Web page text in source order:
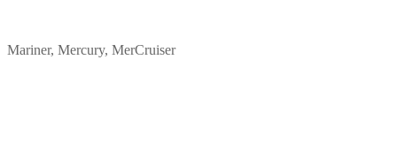
Mariner, Mercury, MerCruiser